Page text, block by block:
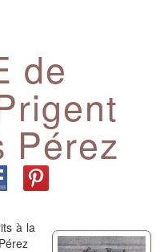
de
Pérez
à la